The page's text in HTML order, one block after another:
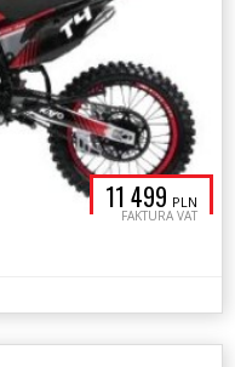
11 499 PLN
FAKTURA VAT